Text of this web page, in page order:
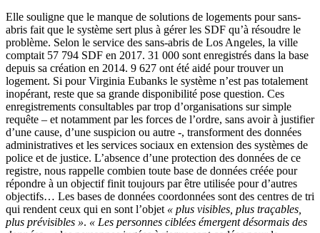
Elle souligne que le manque de solutions de logements pour sans-
abris fait que le système sert plus à gérer les SDF qu’à résoudre le
problème. Selon le service des sans-abris de Los Angeles, la ville
comptait 57 794 SDF en 2017. 31 000 sont enregistrés dans la base
depuis sa création en 2014. 9 627 ont été aidé pour trouver un
logement. Si pour Virginia Eubanks le système n’est pas totalement
inopérant, reste que sa grande disponibilité pose question. Ces
enregistrements consultables par trop d’organisations sur simple
requête – et notamment par les forces de l’ordre, sans avoir à justifier
d’une cause, d’une suspicion ou autre -, transforment des données
administratives et les services sociaux en extension des systèmes de
police et de justice. L’absence d’une protection des données de ce
registre, nous rappelle combien toute base de données créée pour
répondre à un objectif finit toujours par être utilisée pour d’autres
objectifs… Les bases de données coordonnées sont des centres de tri
qui rendent ceux qui en sont l’objet « plus visibles, plus traçables,
plus prévisibles ». « Les personnes ciblées émergent désormais des